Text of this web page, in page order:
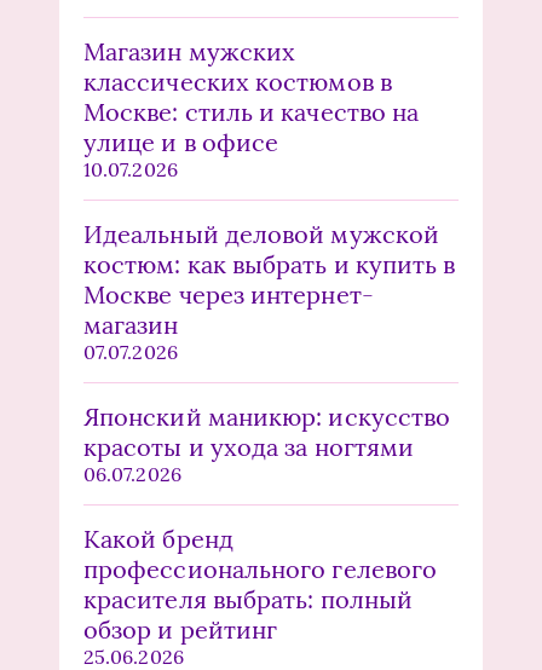
Магазин мужских
классических костюмов в
Москве: стиль и качество на
улице и в офисе
10.07.2026
Идеальный деловой мужской
костюм: как выбрать и купить в
Москве через интернет-
магазин
07.07.2026
Японский маникюр: искусство
красоты и ухода за ногтями
06.07.2026
Какой бренд
профессионального гелевого
красителя выбрать: полный
обзор и рейтинг
25.06.2026